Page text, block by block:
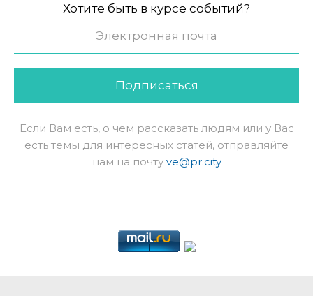
Хотите быть в курсе событий?
Подписаться
Если Вам есть, о чем рассказать людям или у Вас
есть темы для интересных статей, отправляйте
нам на почту ve@pr.city